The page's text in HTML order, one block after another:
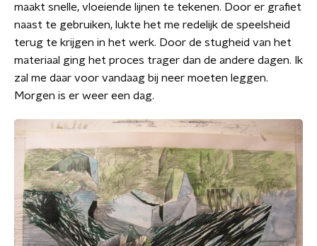
maakt snelle, vloeiende lijnen te tekenen. Door er grafiet
naast te gebruiken, lukte het me redelijk de speelsheid
terug te krijgen in het werk. Door de stugheid van het
materiaal ging het proces trager dan de andere dagen. Ik
zal me daar voor vandaag bij neer moeten leggen.
Morgen is er weer een dag.